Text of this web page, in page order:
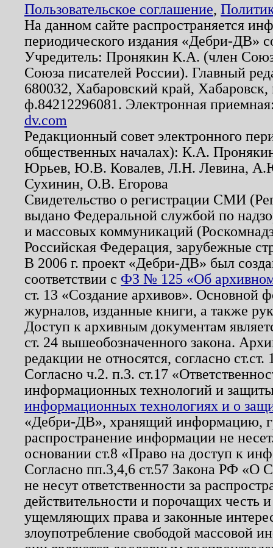
Пользовательское соглашение,
На данном сайте распространяется
периодического издания «Дебри-ДВ»
Учредитель: Пронякин К.А. (член
Союза писателей России). Главный
680032, Хабаровский край,
ф.84212296081. Электронная
dv.com
Редакционный совет электронного
общественных началах): К.А.
Юрьев, Ю.В. Ковалев, Л.Н. Левина,
Сухинин, О.В. Егорова
Свидетельство о регистрации СМИ
выдано Федеральной службой по
и массовых коммуникаций
Российская Федерация, зарубежные
В 2006 г. проект «Дебри-ДВ» был
соответствии с ФЗ № 125 «Об
ст. 13 «Создание архивов». Основной
журналов, изданные книги, а также
Доступ к архивным документам
ст. 24 вышеобозначенного закона.
редакции не относятся, согласно
Согласно ч.2. п.3. ст.17
информационных технологий и
информационных технологиях и о
«Дебри-ДВ», хранящий информацию,
распространение информации не
основании ст.8 «Право на доступ к
Согласно пп.3,4,6 ст.57 Закона РФ «О
не несут ответственности за
действительности и порочащих честь
ущемляющих права и законные
злоупотребление свободой массовой